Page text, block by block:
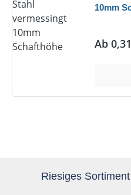
10mm
Ab
Riesiges Sortiment